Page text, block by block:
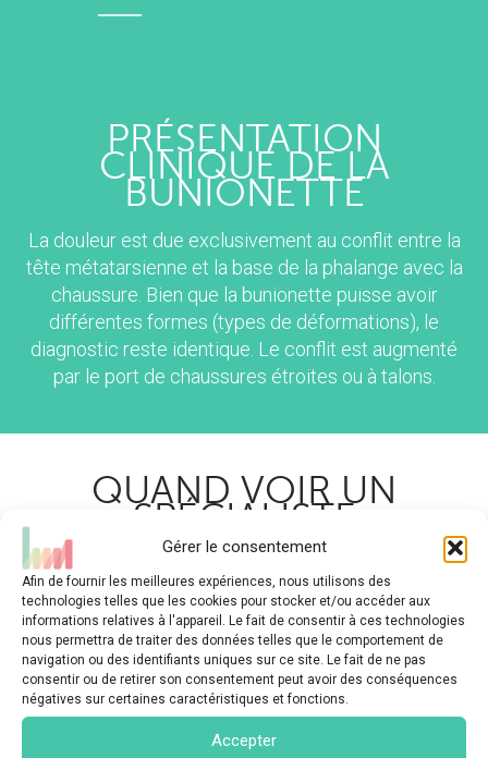
Gérer le consentement
Afin de fournir les meilleures expériences, nous utilisons des
technologies telles que les cookies pour stocker et/ou accéder aux
informations relatives à l'appareil. Le fait de consentir à ces technologies
nous permettra de traiter des données telles que le comportement de
navigation ou des identifiants uniques sur ce site. Le fait de ne pas
consentir ou de retirer son consentement peut avoir des conséquences
négatives sur certaines caractéristiques et fonctions.
Accepter
PRÉSENTATION
CLINIQUE DE LA
BUNIONETTE
La douleur est due exclusivement au conflit entre la
tête métatarsienne et la base de la phalange avec la
chaussure. Bien que la bunionette puisse avoir
différentes formes (types de déformations), le
diagnostic reste identique. Le conflit est augmenté
par le port de chaussures étroites ou à talons.
QUAND VOIR UN
SPÉCIALISTE
Lorsque la gêne liée à cet appui entraine des
difficultés de chaussage ou des douleurs fréquentes,
il est conseillé de consulter un chirurgien. Celui-ci
pourra vous orienter vers un traitement
conservateur, une intervention chirurgicale ou tout
autre traitement pouvant amener à un veritable